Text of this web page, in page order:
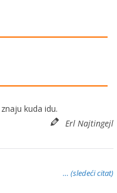
kuda idu.
Erl Najtingejl
… (sledeći citat)